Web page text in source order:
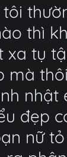
thì
xa tụ
mà
nhật
đẹp
nữ